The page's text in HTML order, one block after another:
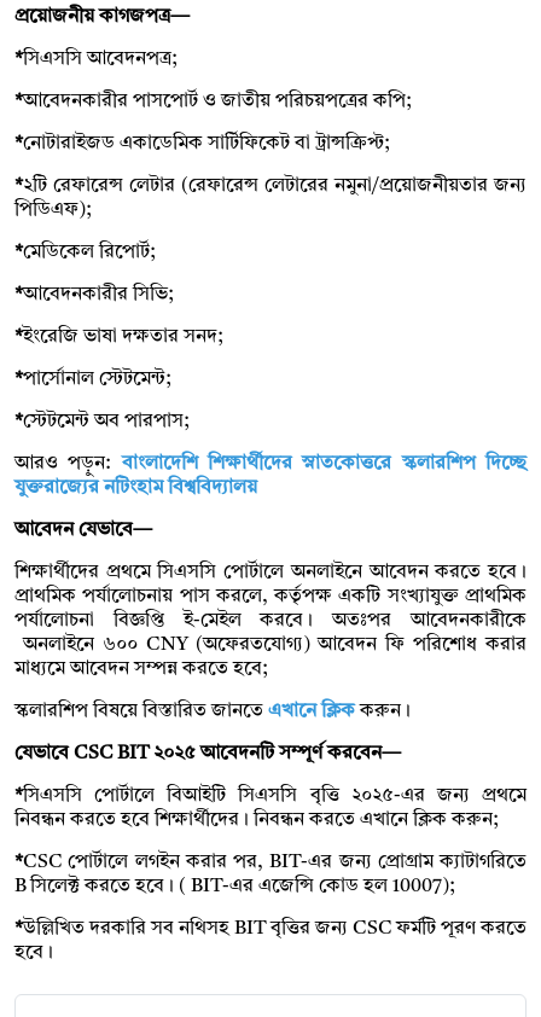
প্রয়োজনীয় কাগজপত্র—
*সিএসসি আবেদনপত্র;
*আবেদনকারীর পাসপোর্ট ও জাতীয় পরিচয়পত্রের কপি;
*নোটারাইজড একাডেমিক সার্টিফিকেট বা ট্রান্সক্রিপ্ট;
*২টি রেফারেন্স লেটার (রেফারেন্স লেটারের নমুনা/প্রয়োজনীয়তার জন্য
পিডিএফ);
*মেডিকেল রিপোর্ট;
*আবেদনকারীর সিভি;
*ইংরেজি ভাষা দক্ষতার সনদ;
*পার্সোনাল স্টেটমেন্ট;
*স্টেটমেন্ট অব পারপাস;
আরও পড়ুন:বাংলাদেশি শিক্ষার্থীদের স্নাতকোত্তরে স্কলারশিপ দিচ্ছে
যুক্তরাজ্যের নটিংহাম বিশ্ববিদ্যালয়
আবেদন যেভাবে—
শিক্ষার্থীদের প্রথমে সিএসসি পোর্টালে অনলাইনে আবেদন করতে হবে।
প্রাথমিক পর্যালোচনায় পাস করলে, কর্তৃপক্ষ একটি সংখ্যাযুক্ত প্রাথমিক
পর্যালোচনা বিজ্ঞপ্তি ই-মেইল করবে। অতঃপর আবেদনকারীকে
অনলাইনে ৬০০ CNY (অফেরতযোগ্য) আবেদন ফি পরিশোধ করার
মাধ্যমে আবেদন সম্পন্ন করতে হবে;
স্কলারশিপ বিষয়ে বিস্তারিত জানতে এখানে ক্লিককরুন।
যেভাবে CSC BIT ২০২৫ আবেদনটি সম্পূর্ণ করবেন—
*সিএসসি পোর্টালে বিআইটি সিএসসি বৃত্তি ২০২৫-এর জন্য প্রথমে
নিবন্ধন করতে হবে শিক্ষার্থীদের। নিবন্ধন করতে এখানে ক্লিক করুন;
*CSC পোর্টালে লগইন করার পর, BIT-এর জন্য প্রোগ্রাম ক্যাটাগরিতে
B সিলেক্ট করতে হবে। ( BIT-এর এজেন্সি কোড হল 10007);
*উল্লিখিত দরকারি সব নথিসহ BIT বৃত্তির জন্য CSC ফর্মটি পূরণ করতে
হবে।